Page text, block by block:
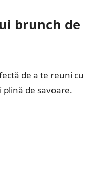
brunch de
de a te reuni cu
de savoare.